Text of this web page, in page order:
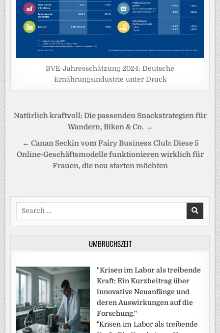
BVE-Jahresschätzung 2024: Deutsche
Ernährungsindustrie unter Druck
Beitragsnavigation
Natürlich kraftvoll: Die passenden Snackstrategien für
Wandern, Biken & Co. →
← Canan Seckin vom Fairy Business Club: Diese 5
Online-Geschäftsmodelle funktionieren wirklich für
Frauen, die neu starten möchten
Search
for:
UMBRUCHSZEIT
"Krisen im Labor als treibende
Kraft: Ein Kurzbeitrag über
innovative Neuanfänge und
deren Auswirkungen auf die
Forschung."
"Krisen im Labor als treibende